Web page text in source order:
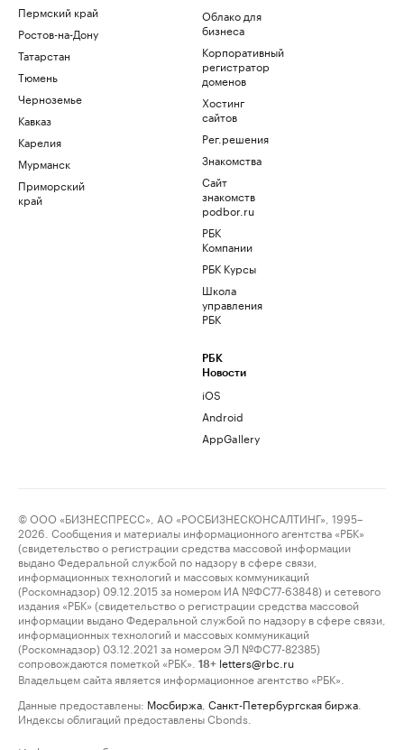
Пермский край
Ростов-на-Дону
Татарстан
Тюмень
Черноземье
Кавказ
Карелия
Мурманск
Приморский
край
Облако для
бизнеса
Корпоративный
регистратор
доменов
Хостинг
сайтов
Рег.решения
Знакомства
Сайт
знакомств
podbor.ru
РБК
Компании
РБК Курсы
Школа
управления
РБК
РБК
Новости
iOS
Android
AppGallery
© ООО «БИЗНЕСПРЕСС», АО «РОСБИЗНЕСКОНСАЛТИНГ», 1995–
2026. Сообщения и материалы информационного агентства «РБК»
(свидетельство о регистрации средства массовой информации
выдано Федеральной службой по надзору в сфере связи,
информационных технологий и массовых коммуникаций
(Роскомнадзор) 09.12.2015 за номером ИА №ФС77-63848) и сетевого
издания «РБК» (свидетельство о регистрации средства массовой
информации выдано Федеральной службой по надзору в сфере связи,
информационных технологий и массовых коммуникаций
(Роскомнадзор) 03.12.2021 за номером ЭЛ №ФС77-82385)
сопровождаются пометкой «РБК».
18+ letters@rbc.ru
Владельцем сайта является информационное агентство «РБК».
Данные предоставлены: Мосбиржа Санкт-Петербургская биржа
Индексы облигаций предоставлены Cbonds.